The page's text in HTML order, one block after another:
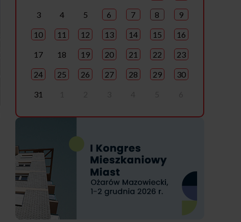
3 4 5 6 7 8 9
10 11 12 13 14 15 16
17 18 19 20 21 22 23
24 25 26 27 28 29 30
31